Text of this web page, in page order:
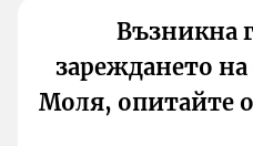
Възникна
зареждането
Моля, опитайте